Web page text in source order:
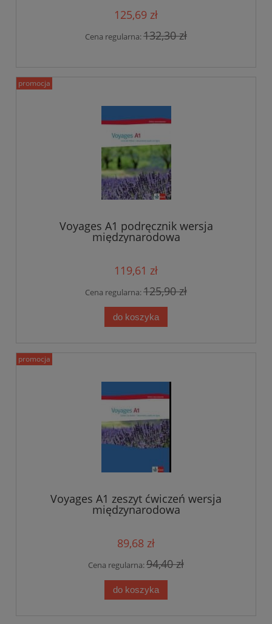
125,69 zł
Cena regularna:132,30 zł
Voyages A1 podręcznik wersja
międzynarodowa
119,61 zł
Cena regularna:125,90 zł
do koszyka
promocja
Voyages A1 zeszyt ćwiczeń wersja
międzynarodowa
89,68 zł
Cena regularna:94,40 zł
do koszyka
promocja